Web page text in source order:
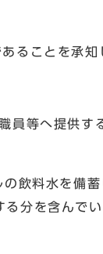
ることを承知
等へ提供す
飲料水を備蓄
分を含んでい